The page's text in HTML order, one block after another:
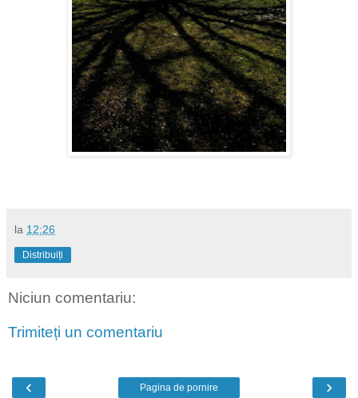
la 12:26
Distribuiți
Niciun comentariu:
Trimiteți un comentariu
‹ ›
Pagina de pornire